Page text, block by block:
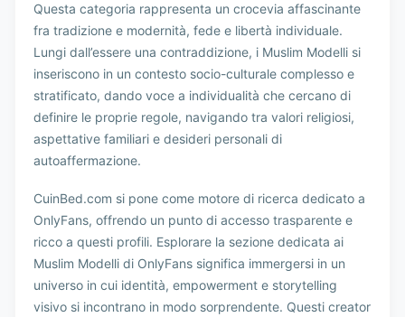
Questa categoria rappresenta un crocevia affascinante
fra tradizione e modernità, fede e libertà individuale.
Lungi dall’essere una contraddizione, i Muslim Modelli si
inseriscono in un contesto socio-culturale complesso e
stratificato, dando voce a individualità che cercano di
definire le proprie regole, navigando tra valori religiosi,
aspettative familiari e desideri personali di
autoaffermazione.
CuinBed.com si pone come motore di ricerca dedicato a
OnlyFans, offrendo un punto di accesso trasparente e
ricco a questi profili. Esplorare la sezione dedicata ai
Muslim Modelli di OnlyFans significa immergersi in un
universo in cui identità, empowerment e storytelling
visivo si incontrano in modo sorprendente. Questi creator